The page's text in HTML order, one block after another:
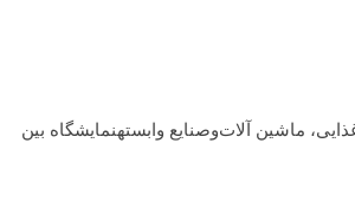
ماشین آلات‌وصنایع وابستهنمایشگاه بین